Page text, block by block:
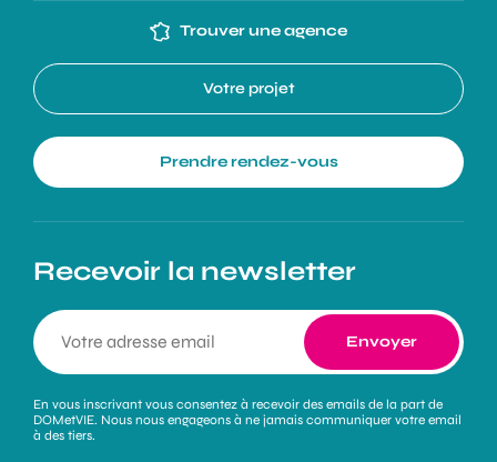
Trouver une agence
Votre projet
Prendre rendez-vous
Recevoir la newsletter
En vous inscrivant vous consentez à recevoir des emails de la part de
DOMetVIE. Nous nous engageons à ne jamais communiquer votre email
à des tiers.